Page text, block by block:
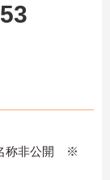
称非公開 ※